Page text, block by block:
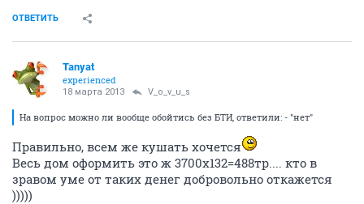
ОТВЕТИТЬ
Tanyat
experienced
18 марта 2013 V_o_v_u_s
На вопрос можно ли вообще обойтись без БТИ, ответили: - "нет"
Правильно, всем же кушать хочется
Весь дом оформить это ж 3700х132=488тр.... кто в
зравом уме от таких денег добровольно откажется
)))))